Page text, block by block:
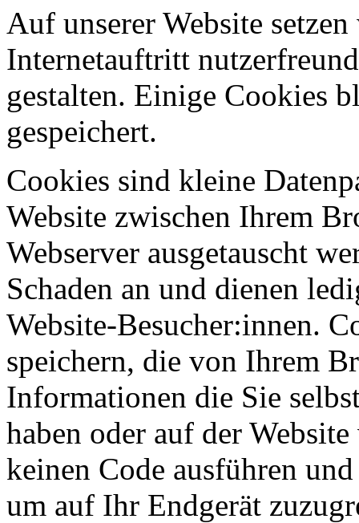
Auf unserer Website
Internetauftritt
gestalten. Einige Cookies
gespeichert.
Cookies sind kleine
Website zwischen Ihrem
Webserver ausgetauscht
Schaden an und dienen
Website-Besucher:innen.
speichern, die von Ihrem
Informationen die Sie
haben oder auf der
keinen Code ausführen
um auf Ihr Endgerät